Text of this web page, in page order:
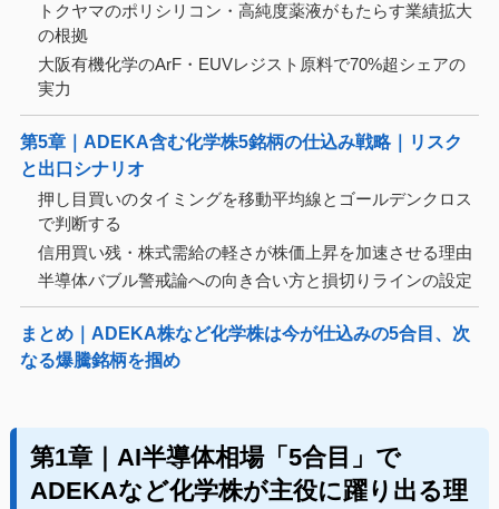
トクヤマのポリシリコン・高純度薬液がもたらす業績拡大
の根拠
大阪有機化学のArF・EUVレジスト原料で70%超シェアの
実力
第5章｜ADEKA含む化学株5銘柄の仕込み戦略｜リスク
と出口シナリオ
押し目買いのタイミングを移動平均線とゴールデンクロス
で判断する
信用買い残・株式需給の軽さが株価上昇を加速させる理由
半導体バブル警戒論への向き合い方と損切りラインの設定
まとめ｜ADEKA株など化学株は今が仕込みの5合目、次
なる爆騰銘柄を掴め
第1章｜AI半導体相場「5合目」で
ADEKAなど化学株が主役に躍り出る理